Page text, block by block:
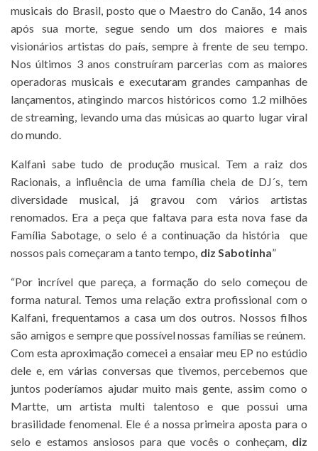
musicais do Brasil, posto que o Maestro do Canão, 14 anos
após sua morte, segue sendo um dos maiores e mais
visionários artistas do país, sempre à frente de seu tempo.
Nos últimos 3 anos construíram parcerias com as maiores
operadoras musicais e executaram grandes campanhas de
lançamentos, atingindo marcos históricos como 1.2 milhões
de streaming, levando uma das músicas ao quarto lugar viral
do mundo.
Kalfani sabe tudo de produção musical. Tem a raiz dos
Racionais, a influência de uma família cheia de DJ´s, tem
diversidade musical, já gravou com vários artistas
renomados. Era a peça que faltava para esta nova fase da
Família Sabotage, o selo é a continuação da história que
nossos pais começaram a tanto tempo , diz Sabotinha”
“Por incrível que pareça, a formação do selo começou de
forma natural. Temos uma relação extra profissional com o
Kalfani, frequentamos a casa um dos outros. Nossos filhos
são amigos e sempre que possível nossas famílias se reúnem.
Com esta aproximação comecei a ensaiar meu EP no estúdio
dele e, em várias conversas que tivemos, percebemos que
juntos poderíamos ajudar muito mais gente, assim como o
Martte, um artista multi talentoso e que possui uma
brasilidade fenomenal. Ele é a nossa primeira aposta para o
selo e estamos ansiosos para que vocês o conheçam, diz